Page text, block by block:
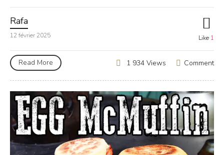
Rafa
12 février 2025 Like 1
Read More Comment
1 934 Views